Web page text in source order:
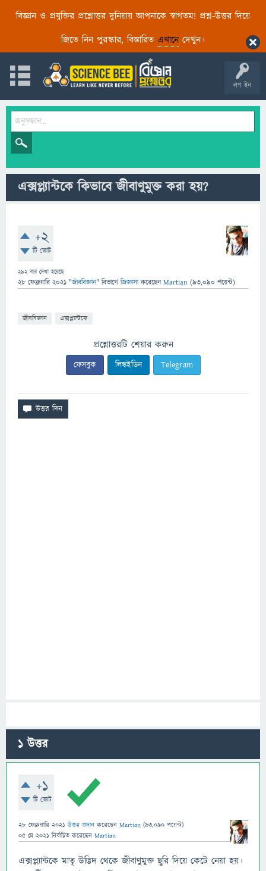
বিজ্ঞান ও প্রযুক্তির প্রশ্নোত্তর দুনিয়ায় আপনাকে স্বাগতম! প্রশ্ন-উত্তর দিয়ে
জিতে নিন পুরস্কার, বিস্তারিত এখানেদেখুন।
লগ ইন
এক্সপ্ল্যান্টকে কিভাবে জীবাণুমুক্ত করা হয়?
+2
টি ভোট
292বার দেখা হয়েছে
28 ফেব্রুয়ারি 2021 "জীববিজ্ঞান" বিভাগে জিজ্ঞাসাকরেছেনMartian (93,090 পয়েন্ট)
জীববিজ্ঞান এক্সপ্ল্যান্টকে
প্রশ্নোত্তরটি শেয়ার করুন
ফেসবুক লিঙ্কইডিন Telegram
1উত্তর
+1
টি ভোট
28 ফেব্রুয়ারি 2021 উত্তর প্রদান করেছেন Martian (93,090 পয়েন্ট)
05 মে 2021 নির্বাচিত করেছেন Martian
এক্সপ্ল্যান্টকে মাতৃ উদ্ভিদ থেকে জীবাণুমুক্ত ছুরি দিয়ে কেটে নেয়া হয়।